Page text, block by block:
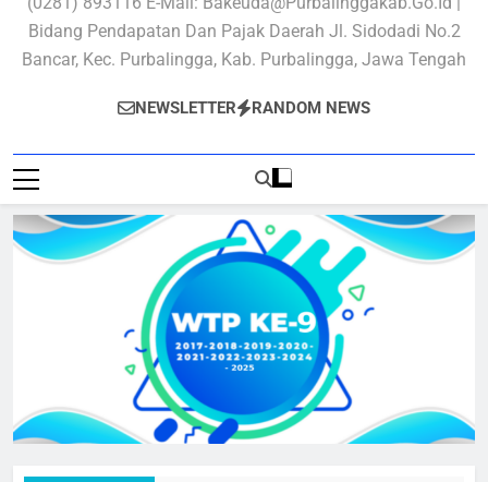
Bidang Pendapatan Dan Pajak Daerah Jl. Sidodadi No.2
Bancar, Kec. Purbalingga, Kab. Purbalingga, Jawa Tengah
NEWSLETTER RANDOM NEWS